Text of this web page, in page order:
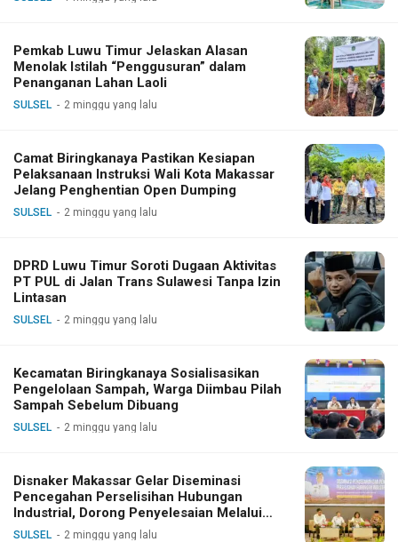
Pemkab Luwu Timur Jelaskan Alasan
Menolak Istilah “Penggusuran” dalam
Penanganan Lahan Laoli
SULSEL 2 minggu yang lalu
Camat Biringkanaya Pastikan Kesiapan
Pelaksanaan Instruksi Wali Kota Makassar
Jelang Penghentian Open Dumping
SULSEL 2 minggu yang lalu
DPRD Luwu Timur Soroti Dugaan Aktivitas
PT PUL di Jalan Trans Sulawesi Tanpa Izin
Lintasan
SULSEL 2 minggu yang lalu
Kecamatan Biringkanaya Sosialisasikan
Pengelolaan Sampah, Warga Diimbau Pilah
Sampah Sebelum Dibuang
SULSEL 2 minggu yang lalu
Disnaker Makassar Gelar Diseminasi
Pencegahan Perselisihan Hubungan
Industrial, Dorong Penyelesaian Melalui
Dialog
SULSEL 2 minggu yang lalu